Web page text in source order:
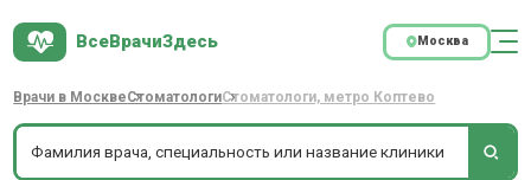
ВсеВрачиЗдесь Москва
Врачи в МосквеСтоматологиСтоматологи, метро Коптево